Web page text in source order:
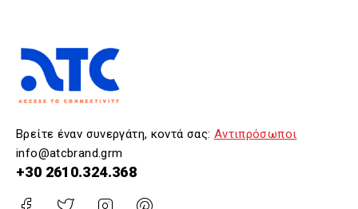
Βρείτε έναν συνεργάτη, κοντά σας: Αντιπρόσωποι
info@atcbrand.grm
+30 2610.324.368